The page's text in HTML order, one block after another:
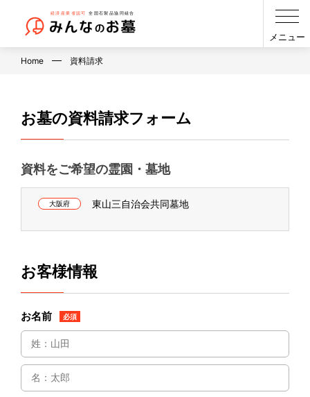
メニュー
Home 資料請求
お墓の資料請求フォーム
資料をご希望の霊園・墓地
大阪府 東山三自治会共同墓地
お客様情報
お名前 必須